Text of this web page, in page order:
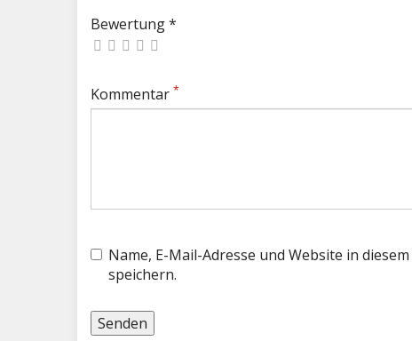
Bewertung *
Kommentar *
Name, E-Mail-Adresse und Website in
speichern.